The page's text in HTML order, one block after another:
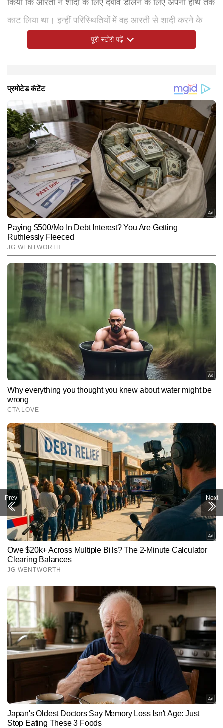
किया कि आरती ने शादी के लिए दबाव डालने के लिए अपना हाथ तक
काट लिया था। इन्हीं परिस्थितियों में वह आरती से शादी करने के
लिए राजी हुए थे। रवि मोहन ने यह भी कहा कि पहले दिन से ही
Hindi NewsEntertainmentSouth-Movies
कविता AUTHOR
कविता टाइम्स नाउ नवभारत डिजीटल के एंटरटेनमेंट डेस्क में बतौर चीफ कॉपी
एडिटर की पोस्ट पर काम कर रही है. पत्रकारिता के क्षेत्र डिप्लोमा हासिल करने के
बाद कविता ने मनोरंजन के क्षेत्र में कदम रखा, जहां पर वह टीवी पत्रकारिता के क्षेत्र
में लंबे समय से काम कर रही है. टीवी के क्षेत्र में कविता की मजबूत पकड़ है. इस
क्षेत्र में कविता को फिल्म, टीवी, ओटीटी और सेलिब्रिटी अपडेट्स को सरल भाषा में
और सटीक जानकारी के साथ पेश करने के लिए जानी जाती हैं. कविता ने अब तक
6,000 से अधिक खबरें लिख चुकी हैं. मनोरंजन पत्रकारिता में तेजी से आ रहे
बदलाव पर पैनी नजर रखना और समय पर हर सटीक खबर की जानकारी देना
कविता की खासियत है.
Subscribe to our daily Newsletter!
SUBMIT
पूरी स्टोरी पढ़ें
Prev Next